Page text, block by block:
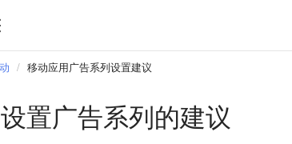
定位
移动应用广告系列设置建议
置广告系列的建议